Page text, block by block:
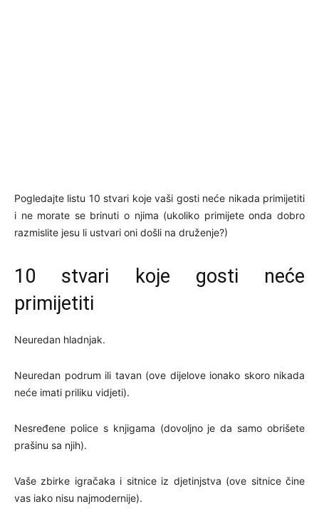
Pogledajte listu 10 stvari koje vaši gosti neće nikada primijetiti
i ne morate se brinuti o njima (ukoliko primijete onda dobro
razmislite jesu li ustvari oni došli na druženje?)
10 stvari koje gosti neće
primijetiti
Neuredan hladnjak.
Neuredan podrum ili tavan (ove dijelove ionako skoro nikada
neće imati priliku vidjeti).
Nesređene police s knjigama (dovoljno je da samo obrišete
prašinu sa njih).
Vaše zbirke igračaka i sitnice iz djetinjstva (ove sitnice čine
vas iako nisu najmodernije).